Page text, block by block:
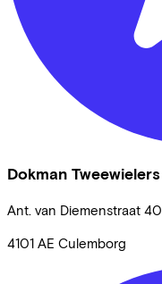
Dokman Tweewielers
Ant. van Diemenstraat 40
4101 AE Culemborg